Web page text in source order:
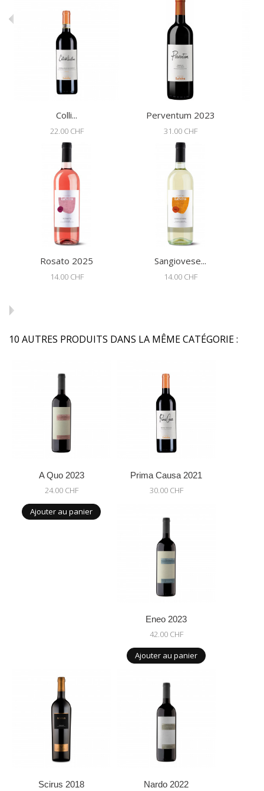
Colli...
22.00 CHF
Perventum 2023
31.00 CHF
Rosato 2025
14.00 CHF
Sangiovese...
14.00 CHF
10 AUTRES PRODUITS DANS LA MÊME CATÉGORIE :
A Quo 2023
24.00 CHF
Ajouter au panier
Prima Causa 2021
30.00 CHF
Eneo 2023
42.00 CHF
Ajouter au panier
Scirus 2018 Nardo 2022